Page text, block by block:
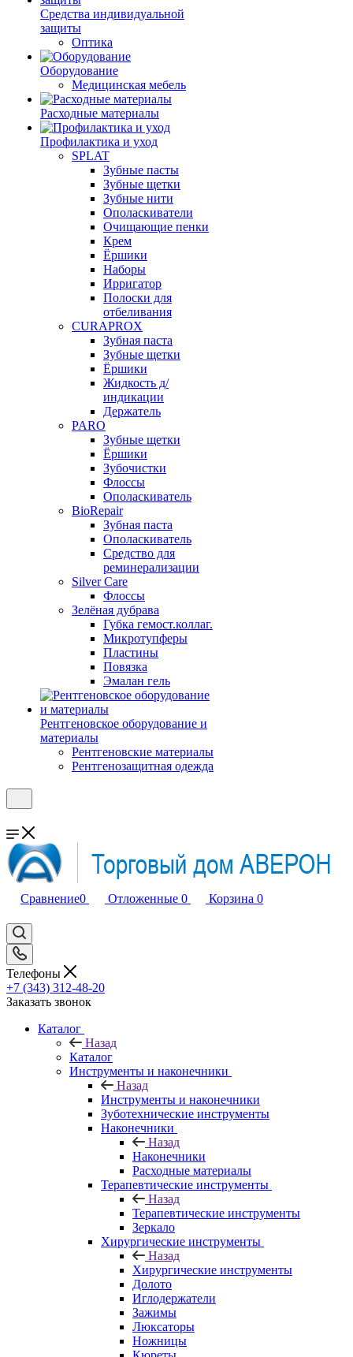
Средства индивидуальной
защиты
Оптика
Оборудование
Медицинская мебель
Расходные материалы
Профилактика и уход
SPLAT
Зубные пасты
Зубные щетки
Зубные нити
Ополаскиватели
Очищающие пенки
Крем
Ёршики
Наборы
Ирригатор
Полоски для
отбеливания
CURAPROX
Зубная паста
Зубные щетки
Ёршики
Жидкость д/
индикации
Держатель
PARO
Зубные щетки
Ёршики
Зубочистки
Флоссы
Ополаскиватель
BioRepair
Зубная паста
Ополаскиватель
Средство для
реминерализации
Silver Care
Флоссы
Зелёная дубрава
Губка гемост.коллаг.
Микротупферы
Пластины
Повязка
Эмалан гель
Рентгеновское оборудование и
материалы
Рентгеновские материалы
Рентгенозащитная одежда
Сравнение0 Отложенные 0 Корзина 0
Телефоны
+7 (343) 312-48-20
Заказать звонок
Каталог
Назад
Каталог
Инструменты и наконечники
Назад
Инструменты и наконечники
Зуботехнические инструменты
Наконечники
Назад
Наконечники
Расходные материалы
Терапевтические инструменты
Назад
Терапевтические инструменты
Зеркало
Хирургические инструменты
Назад
Хирургические инструменты
Долото
Иглодержатели
Зажимы
Люксаторы
Ножницы